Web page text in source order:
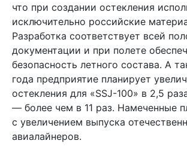
что при создании остекления
исключительно российские
Разработка соответствует всей
документации и при полете
безопасность летного состава. А
года предприятие планирует
остекления для «SSJ-100» в 2,5
— более чем в 11 раз. Намеченные
с увеличением выпуска
авиалайнеров.